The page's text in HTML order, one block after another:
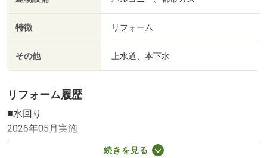
特徴 リフォーム
その他 上水道、本下水
リフォーム履歴
■水回り
2026年05月実施
キッチン／トイレ／洗面所／給湯器
続きを見る